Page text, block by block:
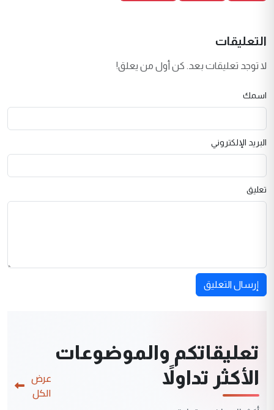
التعليقات
لا توجد تعليقات بعد. كن أول من يعلق!
اسمك
البريد الإلكتروني
تعليق
إرسال التعليق
تعليقاتكم والموضوعات
الأكثر تداولاً
عرض
الكل